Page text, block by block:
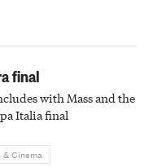
final
with Mass and the
Italia final
Cinema